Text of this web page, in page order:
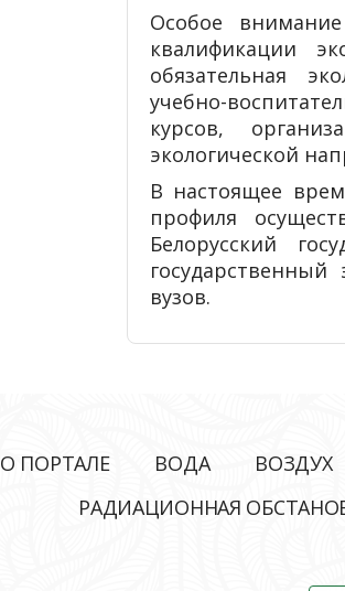
Особое
квалификации
обязательная
учебно-
курсов,
экологической
В настоящее
профиля
Белорусский
вузов.
О ПОРТАЛЕ ВОДА ВОЗДУХ
РАДИАЦИОННАЯ